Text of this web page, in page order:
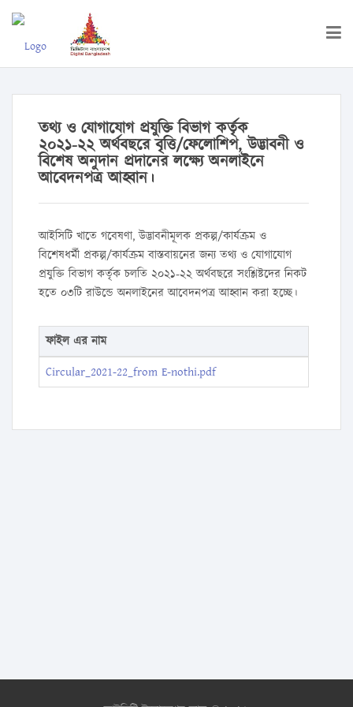
তথ্য ও যোগাযোগ প্রযুক্তি বিভাগ কর্তৃক
২০২১-২২ অর্থবছরে বৃত্তি/ফেলোশিপ, উদ্ভাবনী ও
বিশেষ অনুদান প্রদানের লক্ষ্যে অনলাইনে
আবেদনপত্র আহ্বান।
আইসিটি খাতে গবেষণা, উদ্ভাবনীমূলক প্রকল্প/কার্যক্রম ও
বিশেষধর্মী প্রকল্প/কার্যক্রম বাস্তবায়নের জন্য তথ্য ও যোগাযোগ
প্রযুক্তি বিভাগ কর্তৃক চলতি ২০২১-২২ অর্থবছরে সংশ্লিষ্টদের নিকট
হতে ০৩টি রাউন্ডে অনলাইনের আবেদনপত্র আহ্বান করা হচ্ছে।
ফাইল এর নাম
Circular_2021-22_from E-nothi.pdf